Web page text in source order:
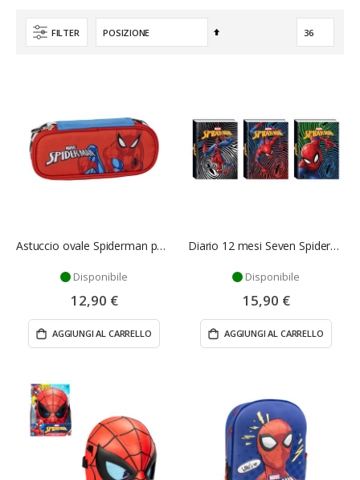
FILTER
Imposta
Astuccio ovale Spiderman per scuola
Disponibile
12,90 €
AGGIUNGI AL CARRELLO
Diario 12 mesi Seven Spiderman
Disponibile
15,90 €
AGGIUNGI AL CARRELLO